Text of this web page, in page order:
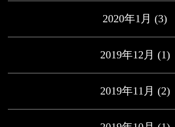
2020年1月 (3)
2019年12月 (1)
2019年11月 (2)